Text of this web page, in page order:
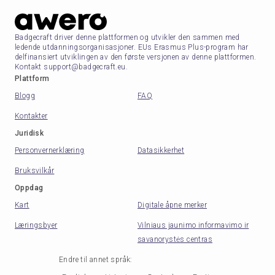
Badgecraft driver denne plattformen og utvikler den sammen med
ledende utdanningsorganisasjoner. EUs Erasmus Plus-program har
delfinansiert utviklingen av den første versjonen av denne plattformen.
Kontakt support@badgecraft.eu.
Plattform
Blogg
FAQ
Kontakter
Juridisk
Personvernerklæring
Datasikkerhet
Bruksvilkår
Oppdag
Kart
Digitale åpne merker
Læringsbyer
Vilniaus jaunimo informavimo ir
savanorystės centras
Endre til annet språk: